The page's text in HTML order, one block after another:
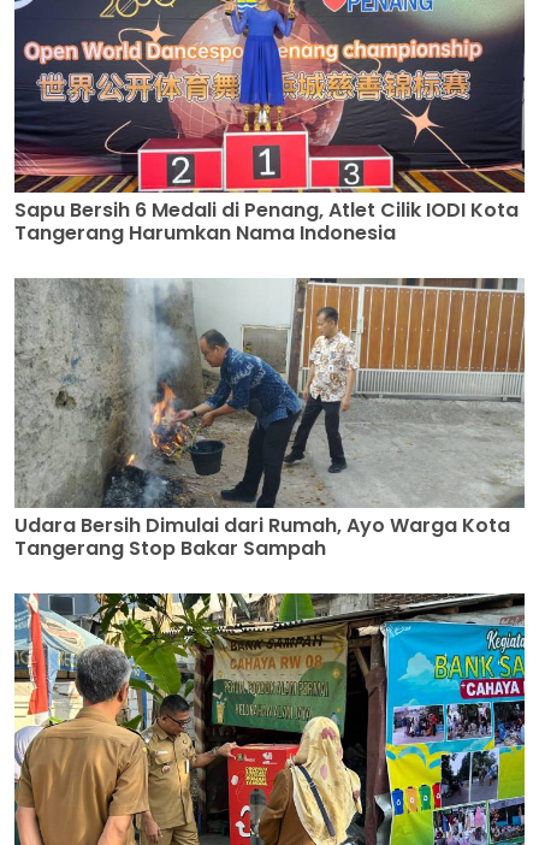
Sapu Bersih 6 Medali di Penang, Atlet Cilik IODI Kota
Tangerang Harumkan Nama Indonesia
Udara Bersih Dimulai dari Rumah, Ayo Warga Kota
Tangerang Stop Bakar Sampah